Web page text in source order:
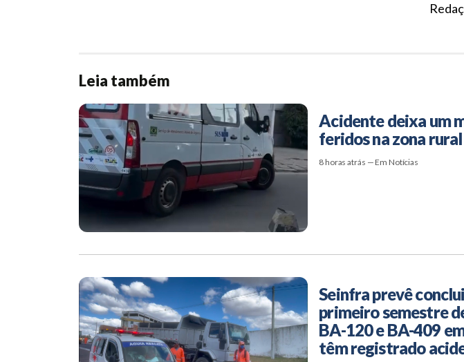
Leia também
Acidente deixa um
feridos na zona
8 horas atrás — Em Notícias
Seinfra prevê
primeiro semestre
BA-120 e BA-409
têm registrado